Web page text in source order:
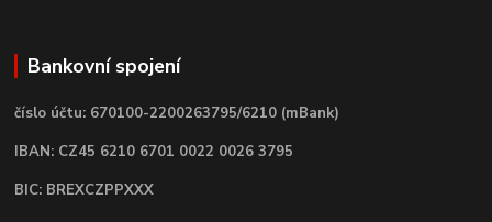
Bankovní spojení
číslo účtu: 670100-2200263795/6210 (mBank)
IBAN: CZ45 6210 6701 0022 0026 3795
BIC: BREXCZPPXXX